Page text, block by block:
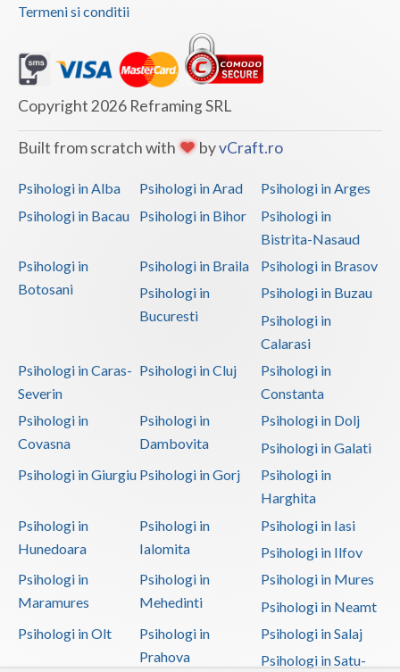
Termeni si conditii
Copyright 2026 Reframing SRL
Built from scratch with byvCraft.ro
Psihologi in Alba Psihologi in Arad
Psihologi in Arges
Psihologi in Bacau
Psihologi in Bihor
Psihologi in
Bistrita-Nasaud
Psihologi in
Botosani
Psihologi in Braila
Psihologi in Brasov
Psihologi in
Bucuresti
Psihologi in Buzau
Psihologi in
Calarasi
Psihologi in Caras-
Severin
Psihologi in Cluj
Psihologi in
Constanta
Psihologi in
Covasna
Psihologi in
Dambovita
Psihologi in Dolj
Psihologi in Galati
Psihologi in Giurgiu Psihologi in Gorj
Psihologi in
Harghita
Psihologi in
Hunedoara
Psihologi in
Ialomita
Psihologi in Iasi
Psihologi in Ilfov
Psihologi in
Maramures
Psihologi in
Mehedinti
Psihologi in Mures
Psihologi in Neamt
Psihologi in Olt
Psihologi in
Prahova
Psihologi in Salaj
Psihologi in Satu-